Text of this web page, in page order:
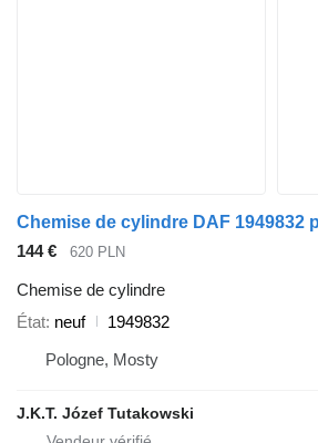
144 € 620 PLN
Chemise de cylindre
État neuf
1949832
Pologne, Mosty
J.K.T. Józef Tutakowski